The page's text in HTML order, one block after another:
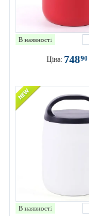
В наявності
Ціна: 74890
В наявності